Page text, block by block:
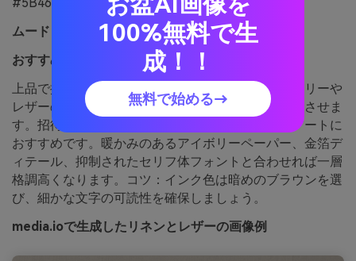
#5B4636
ムード：
上品で控えめ
おすすめ用途：
ウェディング招待状一式
上品で控えめなカラーは、プレスしたステーショナリーや
レザーの誓約書、柔らかなキャンドルライトを想像させま
す。招待状一式やモノグラム、ミニマルなラインアートに
おすすめです。暖かみのあるアイボリーペーパー、金箔デ
ィテール、抑制されたセリフ体フォントと合わせれば一層
格調高くなります。コツ：インク色は暗めのブラウンを選
び、細かな文字の可読性を確保しましょう。
media.ioで生成したリネンとレザーの画像例
100%無料で生
成！！
無料で始める→